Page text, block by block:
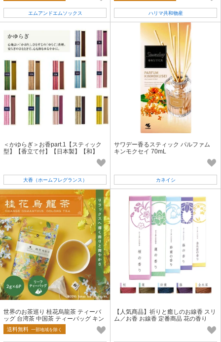
エムアンドエムソックス ハリマ共和物産
＜かゆらぎ＞お香part.1【スティック
型】【香立て付】【日本製】【和】
大香（ホームフレグランス）
サワデー香るスティック パルファム
キンモクセイ 70mL
カネイシ
世界のお茶巡り 桂花烏龍茶 ティーバ
ッグ 台湾茶 中国茶 ティーバッグ キン
モクセイ 秋の香り
送料無料 一部地域を除く
【人気商品】祈りと癒しのお線香 スリ
ム／お香 お線香 定番商品 花の香り